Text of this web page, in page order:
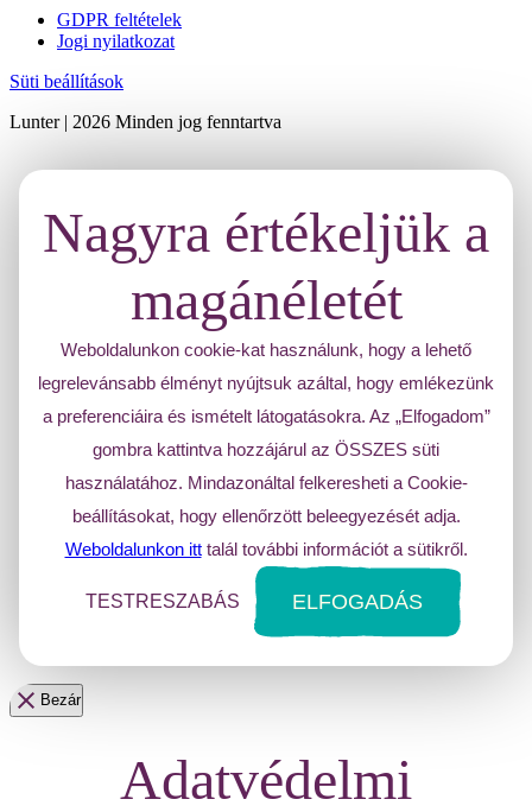
GDPR feltételek
Jogi nyilatkozat
Süti beállítások
Lunter | 2026 Minden jog fenntartva
Nagyra értékeljük a
magánéletét
Weboldalunkon cookie-kat használunk, hogy a lehető
legrelevánsabb élményt nyújtsuk azáltal, hogy emlékezünk
a preferenciáira és ismételt látogatásokra. Az „Elfogadom”
gombra kattintva hozzájárul az ÖSSZES süti
használatához. Mindazonáltal felkeresheti a Cookie-
beállításokat, hogy ellenőrzött beleegyezését adja.
Weboldalunkon itttalál további információt a sütikről.
TESTRESZABÁS ELFOGADÁS
Bezár
Adatvédelmi